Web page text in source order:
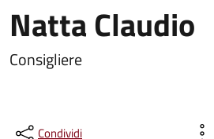
Natta Claudio
Consigliere
Condividi